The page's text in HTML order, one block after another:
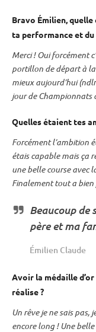
Bravo Émilien,
ta performance et
Merci ! Oui forcément
portillon de départ à la
mieux aujourd’hui
jour deChampionnats
Quelles étaient tes
Forcément l’ambition
étais capable mais ça
une belle course avec
Finalement tout a
Beaucoup de
père et ma
Émilien Claude
Avoir la médaille
réalise ?
Un rêve je ne sais pas,
encore long ! Une